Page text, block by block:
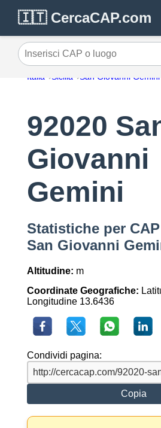
🇮🇹 CercaCAP.com
Inserisci CAP o luogo
Italia Sicilia San Giovanni Gemini
92020
Giovanni
Gemini
Statistiche per
San Giovanni
Altitudine: m
Coordinate Geografiche:
Longitudine 13.6436
Condividi pagina:
Copia